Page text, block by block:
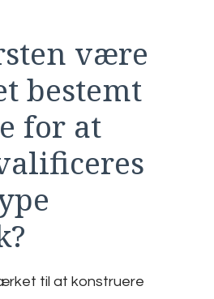
være
bestemt
for at
til at konstruere